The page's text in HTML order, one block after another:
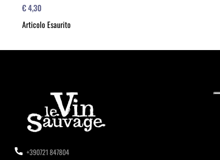
€ 4,30
Articolo Esaurito
+390721 847804